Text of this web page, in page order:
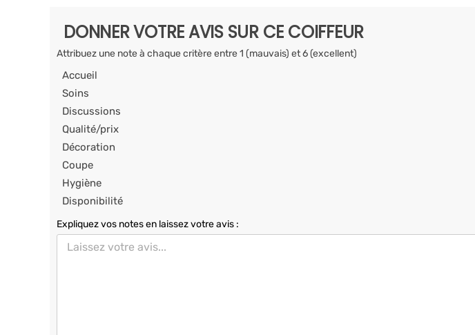
DONNER VOTRE AVIS SUR CE COIFFEUR
Attribuez une note à chaque critère entre 1 (mauvais) et 6 (excellent)
Accueil
Soins
Discussions
Qualité/prix
Décoration
Coupe
Hygiène
Disponibilité
Expliquez vos notes en laissez votre avis :